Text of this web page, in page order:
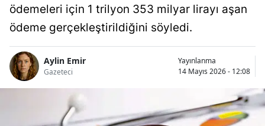
ödemeleri için 1 trilyon 353 milyar lirayı aşan
ödeme gerçekleştirildiğini söyledi.
Aylin Emir
Gazeteci
Yayınlanma
14 Mayıs 2026 - 12:08